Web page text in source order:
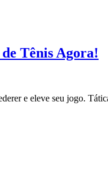
Tênis Agora!
e eleve seu jogo.